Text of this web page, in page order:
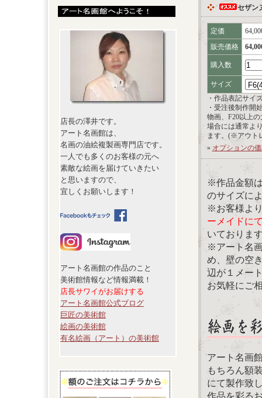
店長の澤井です。
アート名画館は、
名画の油絵複製画専門店です。
一人でも多くのお客様の元へ
素敵な絵画を届けていきたい
と思いますので、
宜しくお願いします！
アート名画館の作品のこと
美術館情報など情報満載！
店長サワイがお届けする
アート名画館公式ブログ
巨匠の美術館
絵画の美術館
有名絵画（アート）の美術館
セザン
定価
販売価格
購入数
サイズ
・作品表記サイ
・受注後制作開
物画、F20以上
場合には通常よ
ます。(※アウト
» オプションの
※作品金額
のサイズに
※お客様よ
ーメイドに
いておりま
※アート名
め、壁の空
辺が１メー
お気軽にご
アート名画
もちろん額
にて製作致